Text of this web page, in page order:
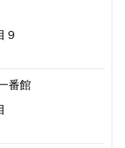
９
番館